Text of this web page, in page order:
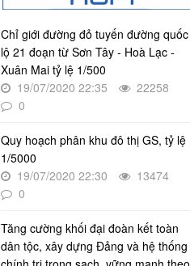
Thời gian đăng: 03/06/2025
lượt xem: 620 | lượt tải:268
Số 27/UBND-ĐT
Triển khai thực hiện Nghị quyết số
34/2024/NQ-HĐND ngày
19/11/2024 của Hội đồng nhân dân
Thời gian đăng: 08/01/2025
lượt xem: 947 | lượt tải:404
Chỉ giới đường đỏ tuyến đường quốc
lộ 21 đoạn từ Sơn Tây - Hoà Lạc -
Xuân Mai tỷ lệ 1/500
19/07/2020 22:35
22258
0
Quy hoạch phân khu đô thị GS, tỷ lệ
1/5000
19/07/2020 22:30
13474
0
Tăng cường khối đại đoàn kết toàn
dân tộc, xây dựng Đảng và hệ thống